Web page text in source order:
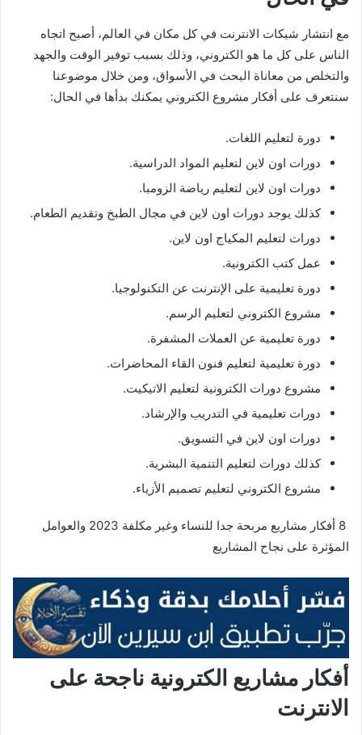
مع انتشار شبكات الانترنت في كل مكان في العالم، أصبح اتجاه
الناس على كل ما هو الكتروني، وذلك بسبب توفير الوقت والجهد
والتخلص من معاناة البحث في الأسواق، ومن خلال موضوعنا
سنتعرف على أفكار مشروع الكتروني يمكنك بدأها في الحال:
دورة لتعليم اللغات.
دورات اون لاين لتعليم المواد الدراسية.
دورات اون لاين لتعليم رياضة الزومبا.
كذلك يوجد دورات اون لاين في مجال الطبخ وتقديم الطعام.
دورات لتعليم المكياج اون لاين.
عمل كتب الكترونية.
دورة تعليمية على الإنترنت عن التكنولوجيا.
مشروع الكتروني لتعليم الرسم.
دورة تعليمية عن العملات المشفرة.
دورة تعليمية لتعليم فنون القاء المحاضرات.
مشروع دورات الكترونية لتعليم الاتيكيت.
دورات تعليمية في التدريب والإرشاد.
دورات اون لاين في التسويق.
كذلك دورات لتعليم التنمية البشرية.
مشروع الكتروني لتعليم تصميم الأزياء.
8 أفكار مشاريع مربحة جدا للنساء وغير مكلفة 2023 والعوامل
المؤثرة على نجاح المشاريع
أفكار مشاريع الكترونية ناجحة على
الانترنت